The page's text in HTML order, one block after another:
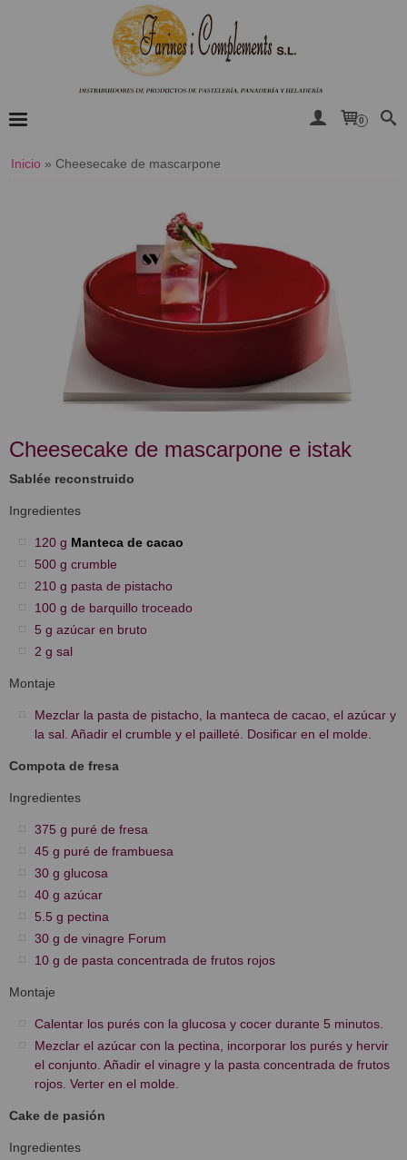
0
Inicio » ​Cheesecake de mascarpone
Cheesecake de mascarpone e istak
Sablée reconstruido
Ingredientes
120 g Manteca de cacao
500 g crumble
210 g pasta de pistacho
100 g de barquillo troceado
5 g azúcar en bruto
2 g sal
Montaje
Mezclar la pasta de pistacho, la manteca de cacao, el azúcar y
la sal. Añadir el crumble y el pailleté. Dosificar en el molde.
Compota de fresa
Ingredientes
375 g puré de fresa
45 g puré de frambuesa
30 g glucosa
40 g azúcar
5.5 g pectina
30 g de vinagre Forum
10 g de pasta concentrada de frutos rojos
Montaje
Calentar los purés con la glucosa y cocer durante 5 minutos.
Mezclar el azúcar con la pectina, incorporar los purés y hervir
el conjunto. Añadir el vinagre y la pasta concentrada de frutos
rojos. Verter en el molde.
Cake de pasión
Ingredientes